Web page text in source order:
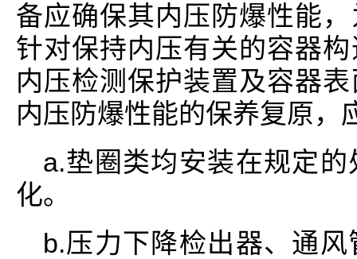
备应确保其内压防爆性能
针对保持内压有关的容器
内压检测保护装置及容器
内压防爆性能的保养复原，
a.垫圈类均安装在规定
化。
b.压力下降检出器、通